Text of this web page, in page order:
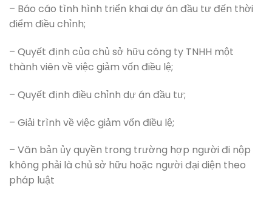
– Báo cáo tình hình triển khai dự án đầu tư đến thời
điểm điều chỉnh;
– Quyết định của chủ sở hữu công ty TNHH một
thành viên về việc giảm vốn điều lệ;
– Quyết định điều chỉnh dự án đầu tư;
– Giải trình về việc giảm vốn điều lệ;
– Văn bản ủy quyền trong trường hợp người đi nộp
không phải là chủ sở hữu hoặc người đại diện theo
pháp luật